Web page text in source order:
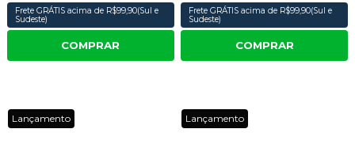
Frete GRÁTIS acima de R$99,90(Sul e
Sudeste)
COMPRAR
Frete GRÁTIS acima de R$99,90(Sul e
Sudeste)
COMPRAR
Lançamento Lançamento